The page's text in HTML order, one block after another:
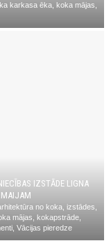
karkasa ēka, koka mājas
IZSTĀDE LIGNA
no koka izstādes
mājas kokapstrāde
, Vācijas pieredze